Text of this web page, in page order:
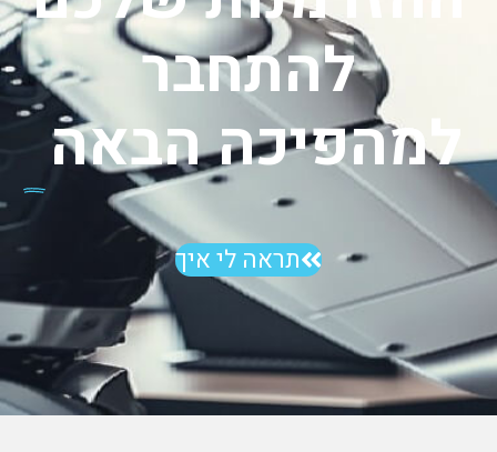
להתחבר
למהפיכה הבאה
תראה לי איך